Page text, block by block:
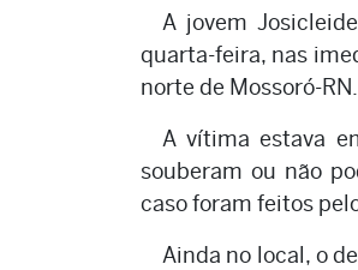
A jovem
quarta-feira, nas
norte de Mossoró-RN.
A vítima estava
souberam ou não
caso foram feitos
Ainda no local, o